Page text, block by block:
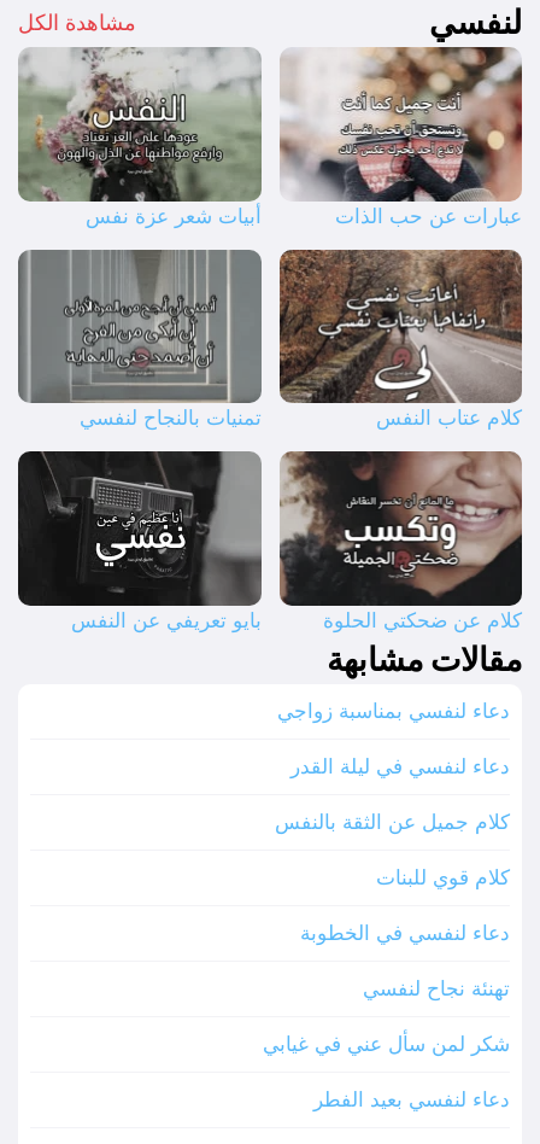
لنفسي مشاهدة الكل
عبارات عن حب الذات أبيات شعر عزة نفس
كلام عتاب النفس تمنيات بالنجاح لنفسي
كلام عن ضحكتي الحلوة بايو تعريفي عن النفس
مقالات مشابهة
دعاء لنفسي بمناسبة زواجي
دعاء لنفسي في ليلة القدر
كلام جميل عن الثقة بالنفس
كلام قوي للبنات
دعاء لنفسي في الخطوبة
تهنئة نجاح لنفسي
شكر لمن سأل عني في غيابي
دعاء لنفسي بعيد الفطر